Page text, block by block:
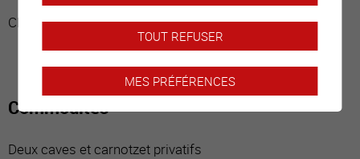
Chambre
Commodités
Deux caves et carnotzet privatifs
TOUT REFUSER
MES PRÉFÉRENCES